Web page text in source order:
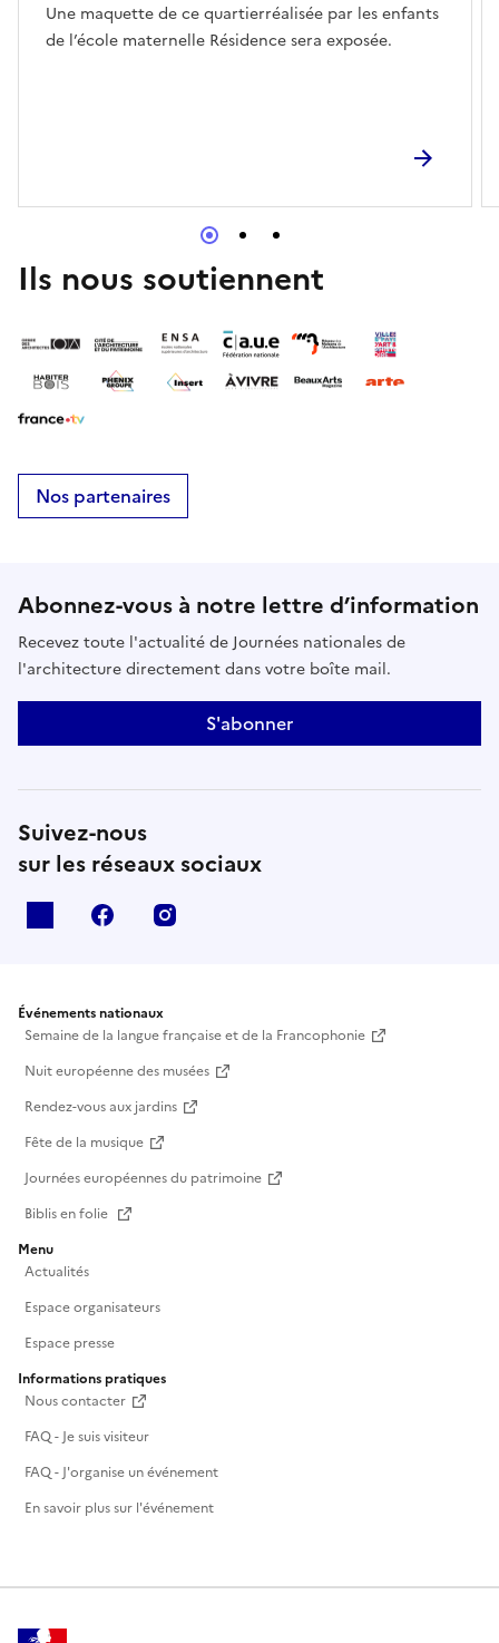
Une maquette de ce quartierréalisée par les enfants
de l’école maternelle Résidence sera exposée.
Ils nous soutiennent
Nos partenaires
Abonnez-vous à notre lettre d’information
Recevez toute l'actualité de Journées nationales de
l'architecture directement dans votre boîte mail.
S'abonner
Suivez-nous
sur les réseaux sociaux
facebook
Événements nationaux
Semaine de la langue française et de la Francophonie
Nuit européenne des musées
Rendez-vous aux jardins
Fête de la musique
Journées européennes du patrimoine
Biblis en folie
Menu
Actualités
Espace organisateurs
Espace presse
Informations pratiques
Nous contacter
FAQ - Je suis visiteur
FAQ - J'organise un événement
En savoir plus sur l'événement